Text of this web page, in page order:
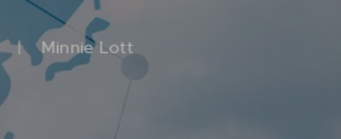
Minnie Lott